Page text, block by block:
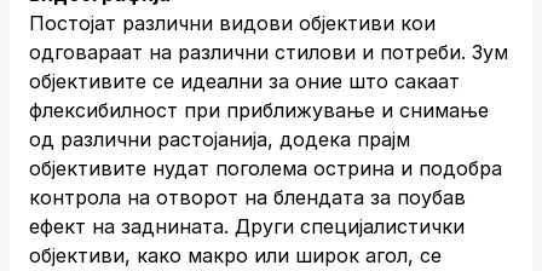
Постојат различни видови објективи кои
одговараат на различни стилови и потреби. Зум
објективите се идеални за оние што сакаат
флексибилност при приближување и снимање
од различни растојанија, додека прајм
објективите нудат поголема острина и подобра
контрола на отворот на блендата за поубав
ефект на заднината. Други специјалистички
објективи, како макро или широк агол, се